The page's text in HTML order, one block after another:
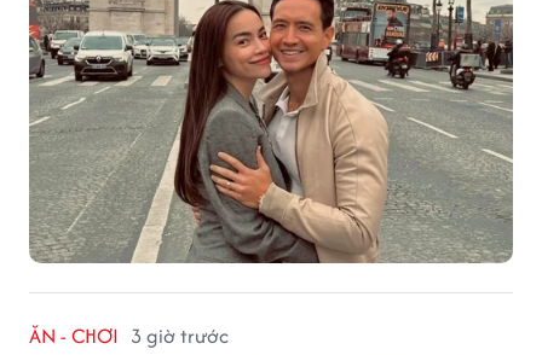
ĂN - CHƠI 3 giờ trước